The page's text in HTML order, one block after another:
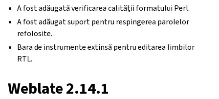
A fost adăugată verificarea calității formatului Perl.
A fost adăugat suport pentru respingerea parolelor
refolosite.
Bara de instrumente extinsă pentru editarea limbilor
RTL.
Weblate 2.14.1